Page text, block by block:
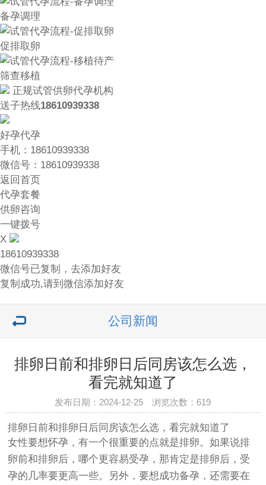
备孕调理
促排取卵
筛查移植
正规试管供卵代孕机构
送子热线18610939338
好孕代孕
手机：18610939338
微信号：18610939338
返回首页
代孕套餐
供卵咨询
一键拨号
X
18610939338
微信号已复制，去添加好友
复制成功,请到微信添加好友
公司新闻
排卵日前和排卵日后同房该怎么选，
看完就知道了
发布日期：2024-12-25 浏览次数：619
排卵日前和排卵日后同房该怎么选，看完就知道了
女性要想怀孕，有一个很重要的点就是排卵。如果说排
卵前和排卵后，哪个更容易受孕，那肯定是排卵后，受
孕的几率要更高一些。另外，要想成功备孕，还需要在